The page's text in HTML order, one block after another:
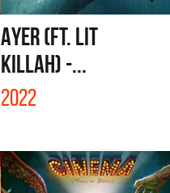
AYER (FT. LIT
KILLAH) -...
2022